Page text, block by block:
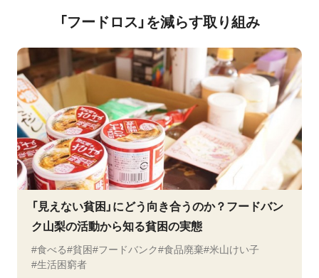
「フードロス」を減らす取り組み
「見えない貧困」にどう向き合うのか？フードバン
ク山梨の活動から知る貧困の実態
食べる 貧困 フードバンク 食品廃棄 米山けい子
生活困窮者